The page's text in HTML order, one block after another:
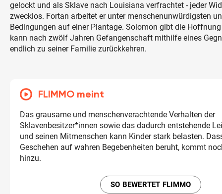
gelockt und als Sklave nach Louisiana verfrachtet - jeder
zwecklos. Fortan arbeitet er unter menschenunwürdigsten
Bedingungen auf einer Plantage. Solomon gibt die
kann nach zwölf Jahren Gefangenschaft mithilfe eines
endlich zu seiner Familie zurückkehren.
FLIMMO meint
Das grausame und menschenverachtende Verhalten der
Sklavenbesitzer*innen sowie das dadurch entstehende
und seinen Mitmenschen kann Kinder stark belasten.
Geschehen auf wahren Begebenheiten beruht, kommt
hinzu.
SO BEWERTET FLIMMO